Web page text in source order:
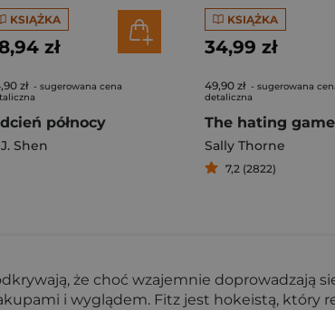
KSIĄŻKA
zł
zł - sugerowana cena
północy
J. Shen
KSIĄŻKA
34,99 zł
49,90 zł - sugerowana
detaliczna
The hating game
Sally Thorne
7,2 (2822)
że choć wzajemnie doprowadzają
i wyglądem. Fitz jest hokeistą, który